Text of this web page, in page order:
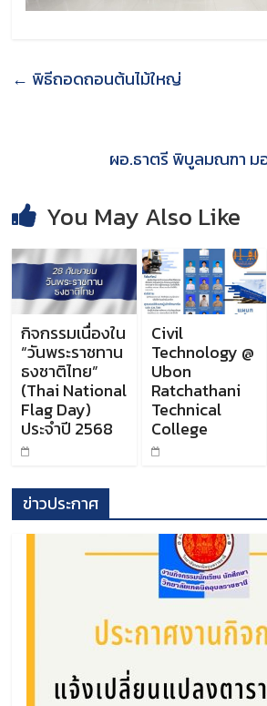
← พิธีถอดถอนต้นไม้ใหญ่
ผอ.ธาตรี พิบูลมณฑา ม
You May Also Like
กิจกรรมเนื่องใน
“วันพระราชทาน
ธงชาติไทย”
(Thai National
Flag Day)
ประจำปี 2568
Civil
Technology @
Ubon
Ratchathani
Technical
College
ข่าวประกาศ